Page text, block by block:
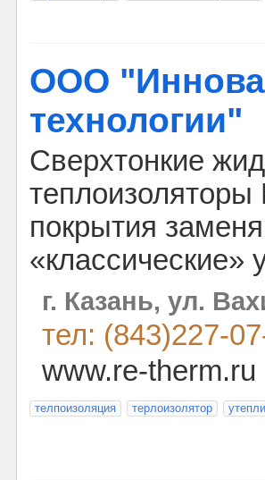
ООО
технологии"
Сверхтонкие
теплоизоляторы
покрытия
«классические»
г. Казань, ул.
тел: (843)227-
www.re-therm.ru
телпоизоляция терлоизолятор